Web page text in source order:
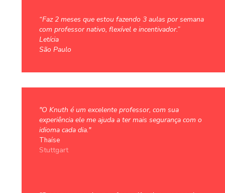
“Faz 2 meses que estou fazendo 3 aulas por semana
com professor nativo, flexível e incentivador.”
Letícia
São Paulo
"O Knuth é um excelente professor, com sua
experiência ele me ajuda a ter mais segurança com o
idioma cada dia."
Thaíse
Stuttgart